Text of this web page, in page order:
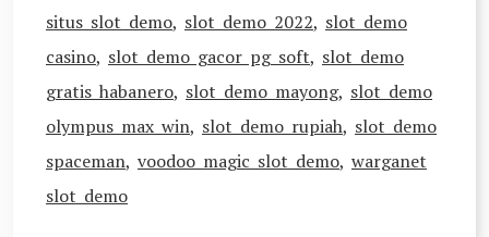
situs slot demo, slot demo 2022, slot demo
casino, slot demo gacor pg soft, slot demo
gratis habanero, slot demo mayong, slot demo
olympus max win, slot demo rupiah, slot demo
spaceman, voodoo magic slot demo, warganet
slot demo